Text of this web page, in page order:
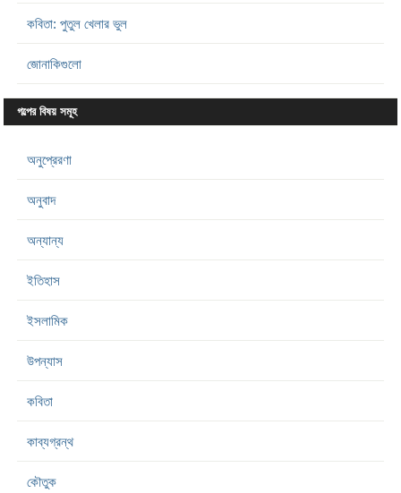
কবিতা: পুতুল খেলার ভুল
জোনাকিগুলো
গল্পের বিষয় সমূহ
অনুপ্রেরণা
অনুবাদ
অন্যান্য
ইতিহাস
ইসলামিক
উপন্যাস
কবিতা
কাব্যগ্রন্থ
কৌতুক